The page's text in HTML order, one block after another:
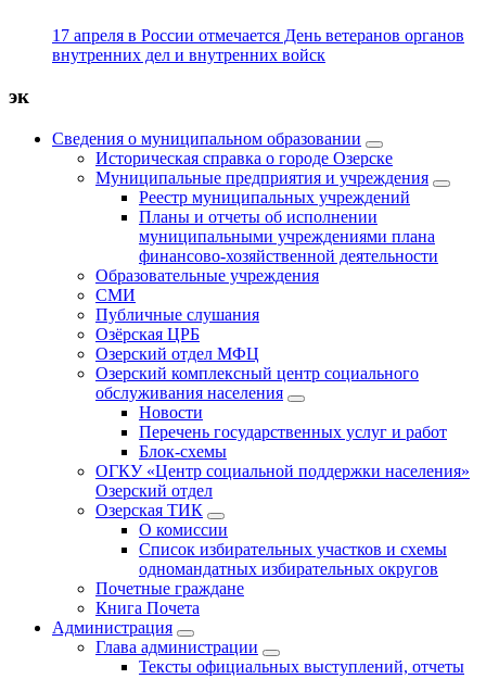
17 апреля в России отмечается День ветеранов органов
внутренних дел и внутренних войск
эк
Сведения о муниципальном образовании
Историческая справка о городе Озерске
Муниципальные предприятия и учреждения
Реестр муниципальных учреждений
Планы и отчеты об исполнении
муниципальными учреждениями плана
финансово-хозяйственной деятельности
Образовательные учреждения
СМИ
Публичные слушания
Озёрская ЦРБ
Озерский отдел МФЦ
Озерский комплексный центр социального
обслуживания населения
Новости
Перечень государственных услуг и работ
Блок-схемы
ОГКУ «Центр социальной поддержки населения»
Озерский отдел
Озерская ТИК
О комиссии
Список избирательных участков и схемы
одномандатных избирательных округов
Почетные граждане
Книга Почета
Администрация
Глава администрации
Тексты официальных выступлений, отчеты